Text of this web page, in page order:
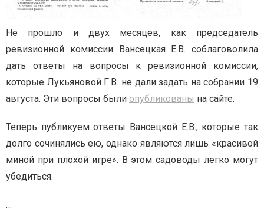
Не прошло и двух месяцев, как председатель
ревизионной комиссии Вансецкая Е.В. соблаговолила
дать ответы на вопросы к ревизионной комиссии,
которые Лукьяновой Г.В. не дали задать на собрании 19
августа. Эти вопросы были опубликованы на сайте.
Теперь публикуем ответы Вансецкой Е.В., которые так
долго сочинялись ею, однако являются лишь «красивой
миной при плохой игре». В этом садоводы легко могут
убедиться.
…